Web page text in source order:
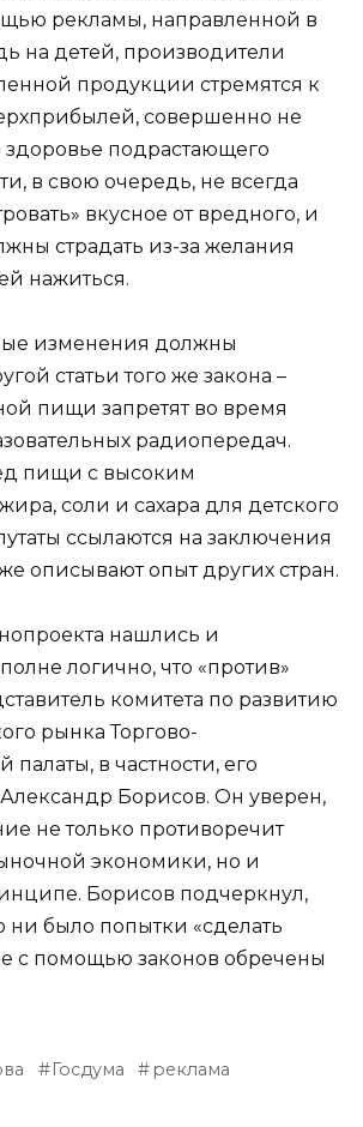
рекламы, направленной в
на детей, производители
продукции стремятся к
совершенно не
здоровье подрастающего
в свою очередь, не всегда
вкусное от вредного, и
страдать из-за желания
нажиться.
изменения должны
статьи того же закона –
пищи запретят во время
радиопередач.
пищи с высоким
соли и сахара для детского
ссылаются на заключения
описывают опыт других стран.
нашлись и
логично, что «против»
комитета по развитию
рынка Торгово-
в частности, его
Борисов. Он уверен,
не только противоречит
экономики, но и
Борисов подчеркнул,
ни было попытки «сделать
с помощью законов обречены
Госдума
реклама